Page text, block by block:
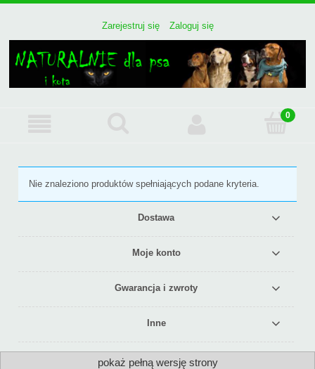
Zarejestruj się Zaloguj się
Nie znaleziono produktów spełniających podane kryteria.
Dostawa
Moje konto
Gwarancja i zwroty
Inne
pokaż pełną wersję strony